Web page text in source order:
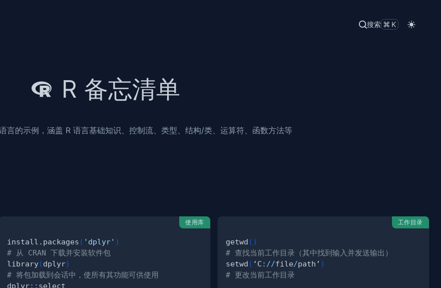
搜索 ⌘K
R 备忘清单
言的示例，涵盖 R 语言基础知识、控制流、类型、结构/类、运算符、函数方法等
使用库
install.packages ( 'dplyr' )
# 从 CRAN 下载并安装软件包
library(dplyr)
# 将包加载到会话中，使所有其功能可供使用
dplyr::
工作目录
getwd ( )
# 查找当前工作目录（其中找到输入并发送输出）
setwd ( ‘C : //file/path’ )
# 更改当前工作目录